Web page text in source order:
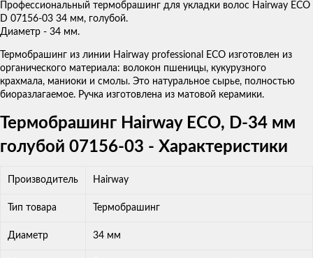
Профессиональный термобрашинг для укладки волос Hairway ECO
D 07156-03 34 мм, голубой.
Диаметр - 34 мм.
Термобрашинг из линии Hairway professional ECO изготовлен из
органического материала: волокон пшеницы, кукурузного
крахмала, маниоки и смолы. Это натуральное сырье, полностью
биоразлагаемое. Ручка изготовлена из матовой керамики.
Термобрашинг Hairway ECO, D-34 мм
голубой 07156-03 - Характеристики
Производитель Hairway
Тип товара Термобрашинг
Диаметр 34 мм